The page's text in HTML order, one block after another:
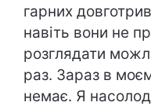
гарних
навіть вони не
розглядати
раз. Зараз в
немає. Я